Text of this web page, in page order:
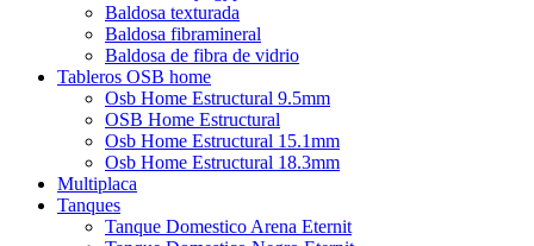
Baldosa texturada
Baldosa fibramineral
Baldosa de fibra de vidrio
Tableros OSB home
Osb Home Estructural 9.5mm
OSB Home Estructural
Osb Home Estructural 15.1mm
Osb Home Estructural 18.3mm
Multiplaca
Tanques
Tanque Domestico Arena Eternit